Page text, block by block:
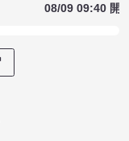
08/09 09:40 開